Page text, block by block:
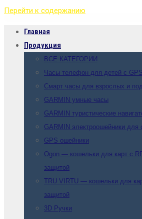
Перейти к содержанию
Главная
Продукция
ВСЕ КАТЕГОРИИ
Часы телефон для детей с GPS
Смарт часы для взрослых и
GARMIN умные часы
GARMIN туристические
GARMIN электроошейники для
GPS ошейники
Ogon — кошельки для карт с
защитой
TRU VIRTU — кошельки для
защитой
3D Ручки